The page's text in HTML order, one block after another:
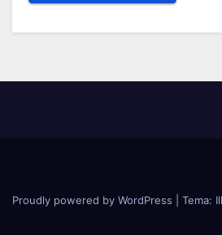
Proudly powered by WordPress Tema: